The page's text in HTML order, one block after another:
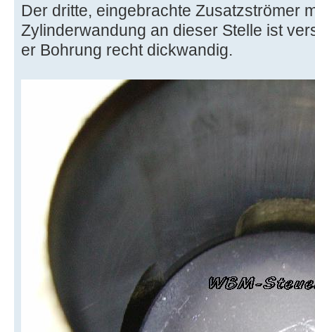
Der dritte, eingebrachte Zusatzströmer
Zylinderwandung an dieser Stelle ist
er Bohrung recht dickwandig.